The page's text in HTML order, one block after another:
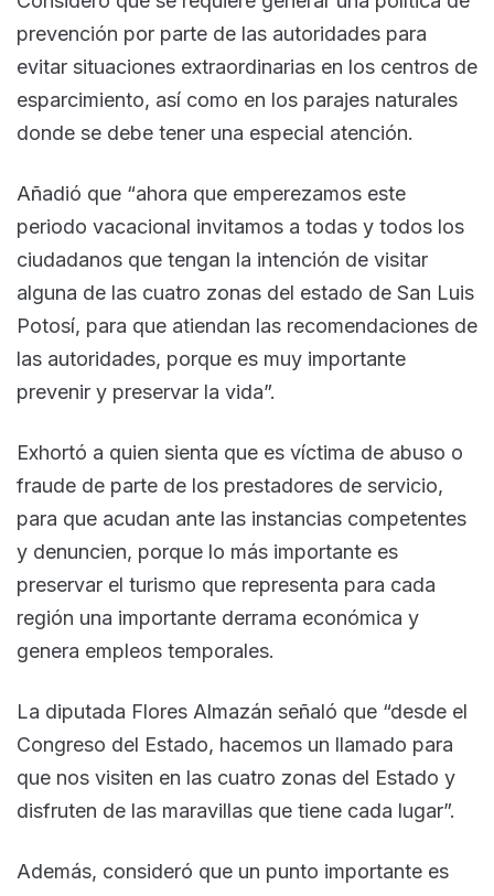
prevención por parte de las autoridades para
evitar situaciones extraordinarias en los centros de
esparcimiento, así como en los parajes naturales
donde se debe tener una especial atención.
Añadió que “ahora que emperezamos este
periodo vacacional invitamos a todas y todos los
ciudadanos que tengan la intención de visitar
alguna de las cuatro zonas del estado de San Luis
Potosí, para que atiendan las recomendaciones de
las autoridades, porque es muy importante
prevenir y preservar la vida”.
Exhortó a quien sienta que es víctima de abuso o
fraude de parte de los prestadores de servicio,
para que acudan ante las instancias competentes
y denuncien, porque lo más importante es
preservar el turismo que representa para cada
región una importante derrama económica y
genera empleos temporales.
La diputada Flores Almazán señaló que “desde el
Congreso del Estado, hacemos un llamado para
que nos visiten en las cuatro zonas del Estado y
disfruten de las maravillas que tiene cada lugar”.
Además, consideró que un punto importante es